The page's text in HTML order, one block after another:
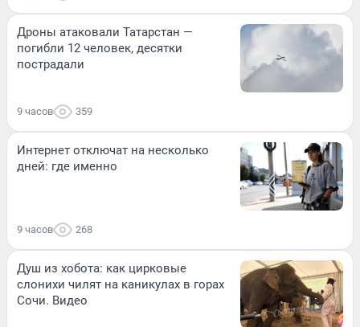
Дроны атаковали Татарстан —
погибли 12 человек, десятки
пострадали
9 часов 359
Интернет отключат на несколько
дней: где именно
9 часов 268
Душ из хобота: как цирковые
слонихи чилят на каникулах в горах
Сочи. Видео